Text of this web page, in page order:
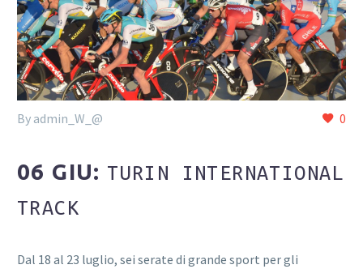
0
By admin_W_@
06 GIU: TURIN INTERNATIONAL
TRACK
Dal 18 al 23 luglio, sei serate di grande sport per gli